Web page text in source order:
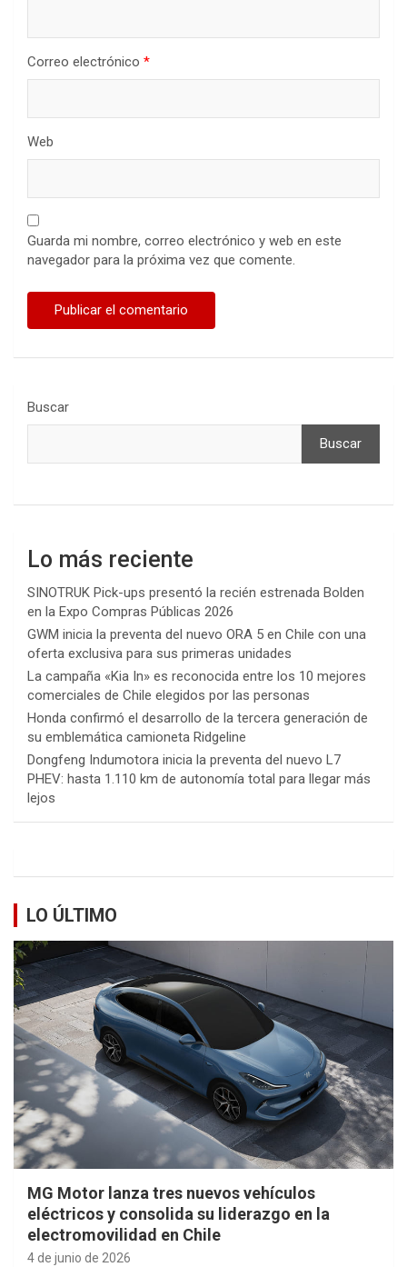
Correo electrónico *
Web
Guarda mi nombre, correo electrónico y web en este
navegador para la próxima vez que comente.
Buscar
Buscar
Lo más reciente
SINOTRUK Pick-ups presentó la recién estrenada Bolden
en la Expo Compras Públicas 2026
GWM inicia la preventa del nuevo ORA 5 en Chile con una
oferta exclusiva para sus primeras unidades
La campaña «Kia In» es reconocida entre los 10 mejores
comerciales de Chile elegidos por las personas
Honda confirmó el desarrollo de la tercera generación de
su emblemática camioneta Ridgeline
Dongfeng Indumotora inicia la preventa del nuevo L7
PHEV: hasta 1.110 km de autonomía total para llegar más
lejos
LO ÚLTIMO
MG Motor lanza tres nuevos vehículos
eléctricos y consolida su liderazgo en la
electromovilidad en Chile
4 de junio de 2026